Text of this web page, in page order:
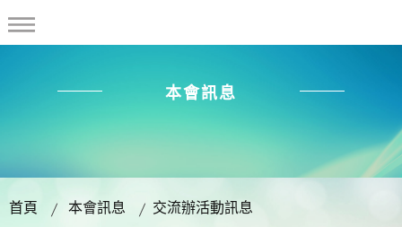
本會訊息
首頁 本會訊息 交流辦活動訊息